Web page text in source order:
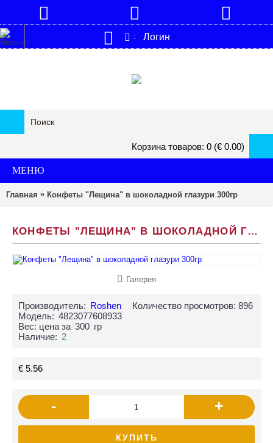
: Логин
Корзина товаров: 0 (€ 0.00)
МЕНЮ
Главная » Конфеты "Лещина" в шоколадной глазури 300гр
КОНФЕТЫ "ЛЕЩИНА" В ШОКОЛАДНОЙ ГЛАЗУРИ 300ГР
Галерея
Количество просмотров: 896
Производитель: Roshen
Модель: 4823077608933
Вес: цена за 300 гр
Наличие: 2
€ 5.56
- +
КУПИТЬ